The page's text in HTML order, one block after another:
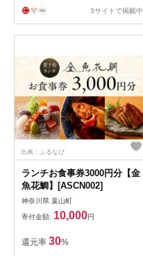
3サイトで掲載中
出典：ふるなび
ランチお食事券3000円分【金
魚花鯛】[ASCN002]
神奈川県 葉山町
寄付金額: 10,000円
還元率 30%